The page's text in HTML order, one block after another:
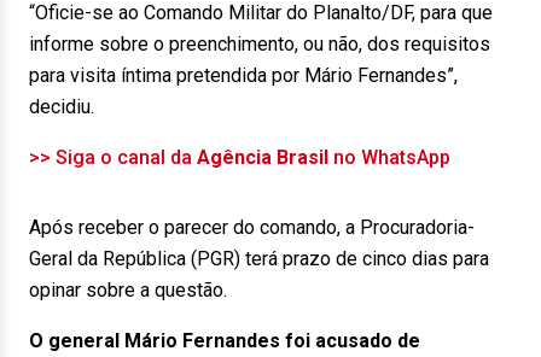
“Oficie-se ao Comando Militar do Planalto/DF, para que
informe sobre o preenchimento, ou não, dos requisitos
para visita íntima pretendida por Mário Fernandes”,
decidiu.
>> Siga o canal da Agência Brasil no WhatsApp
Após receber o parecer do comando, a Procuradoria-
Geral da República (PGR) terá prazo de cinco dias para
opinar sobre a questão.
O general Mário Fernandes foi acusado de